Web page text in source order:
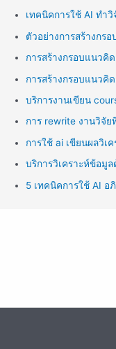
เทคนิคการใช้ AI ทำวิ
ตัวอย่างการสร้างกร
การสร้างกรอบแนวคิ
การสร้างกรอบแนวคิ
บริการงานเขียน
การ rewrite งานวิจัย
การใช้ ai เขียนผลวิเ
บริการวิเคราะห์ข้อมูล
5 เทคนิคการใช้ AI อ